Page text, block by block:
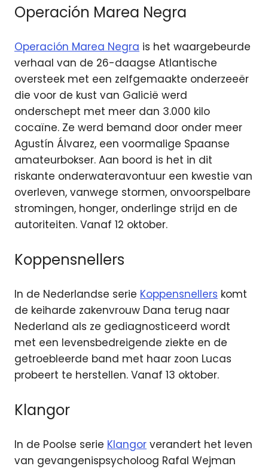
Operación Marea Negra
Operación Marea Negra is het waargebeurde
verhaal van de 26-daagse Atlantische
oversteek met een zelfgemaakte onderzeeër
die voor de kust van Galicië werd
onderschept met meer dan 3.000 kilo
cocaïne. Ze werd bemand door onder meer
Agustín Álvarez, een voormalige Spaanse
amateurbokser. Aan boord is het in dit
riskante onderwateravontuur een kwestie van
overleven, vanwege stormen, onvoorspelbare
stromingen, honger, onderlinge strijd en de
autoriteiten. Vanaf 12 oktober.
Koppensnellers
In de Nederlandse serie Koppensnellers komt
de keiharde zakenvrouw Dana terug naar
Nederland als ze gediagnosticeerd wordt
met een levensbedreigende ziekte en de
getroebleerde band met haar zoon Lucas
probeert te herstellen. Vanaf 13 oktober.
Klangor
In de Poolse serie Klangor verandert het leven
van gevangenispsycholoog Rafal Wejman